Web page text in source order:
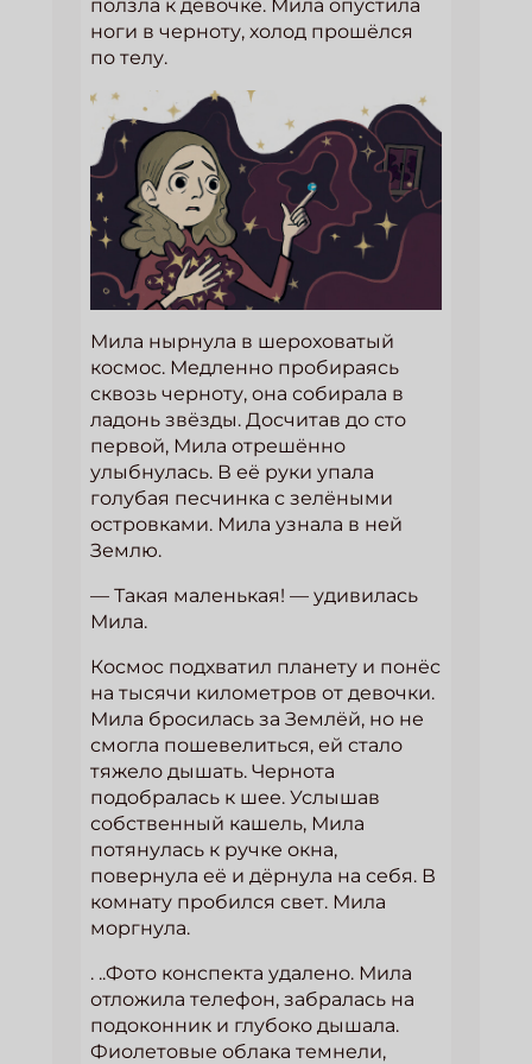
ползла к девочке. Мила опустила
ноги в черноту, холод прошёлся
по телу.
Мила нырнула в шероховатый
космос. Медленно пробираясь
сквозь черноту, она собирала в
ладонь звёзды. Досчитав до сто
первой, Мила отрешённо
улыбнулась. В её руки упала
голубая песчинка с зелёными
островками. Мила узнала в ней
Землю.
— Такая маленькая! — удивилась
Мила.
Космос подхватил планету и понёс
на тысячи километров от девочки.
Мила бросилась за Землёй, но не
смогла пошевелиться, ей стало
тяжело дышать. Чернота
подобралась к шее. Услышав
собственный кашель, Мила
потянулась к ручке окна,
повернула её и дёрнула на себя. В
комнату пробился свет. Мила
моргнула.
. ..Фото конспекта удалено. Мила
отложила телефон, забралась на
подоконник и глубоко дышала.
Фиолетовые облака темнели,